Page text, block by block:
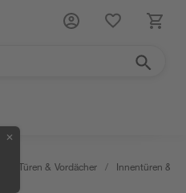
✕
Türen & Vordächer / Innentüren &